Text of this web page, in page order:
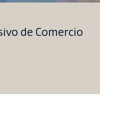
de Comercio